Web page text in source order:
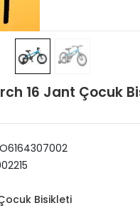
16 Jant Çocuk
Bisikleti